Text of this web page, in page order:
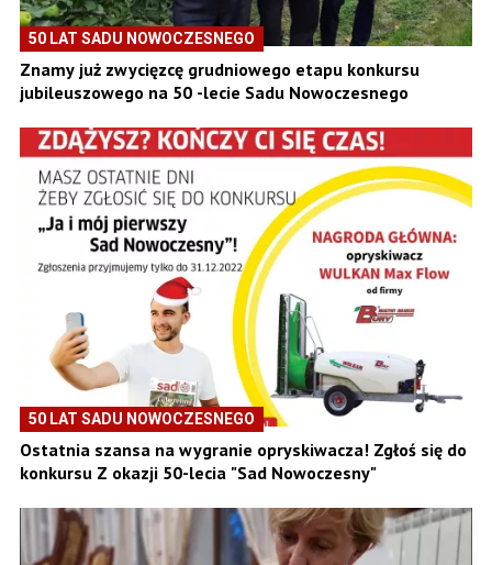
50 LAT SADU NOWOCZESNEGO
Znamy już zwycięzcę grudniowego etapu konkursu
jubileuszowego na 50 -lecie Sadu Nowoczesnego
50 LAT SADU NOWOCZESNEGO
Ostatnia szansa na wygranie opryskiwacza! Zgłoś się do
konkursu Z okazji 50-lecia "Sad Nowoczesny"